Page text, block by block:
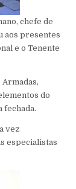
chefe de
aos presentes
e o Tenente
do
fechada.
vez
especialistas